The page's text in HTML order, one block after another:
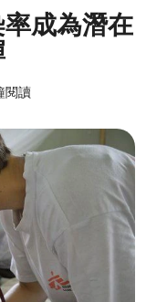
成為潛在
閱讀